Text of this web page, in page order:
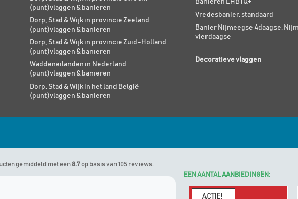
(punt)vlaggen & banieren
Dorp, Stad & Wijk in provincie Zeeland
(punt)vlaggen & banieren
Dorp, Stad & Wijk in provincie Zuid-Holland
(punt)vlaggen & banieren
Waddeneilanden in Nederland
(punt)vlaggen & banieren
Dorp, Stad & Wijk in het land België
(punt)vlaggen & banieren
Banieren LHBTQ+
Vredesbanier, standaard
Banier Nijmeegse 4daagse,
vierdaagse
Decoratieve vlaggen
gemiddeld met een 8.7 op basis van 105 reviews.
EEN AANTAL AANBIEDINGEN: